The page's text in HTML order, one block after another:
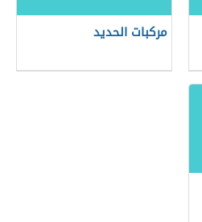
مركبات الحديد